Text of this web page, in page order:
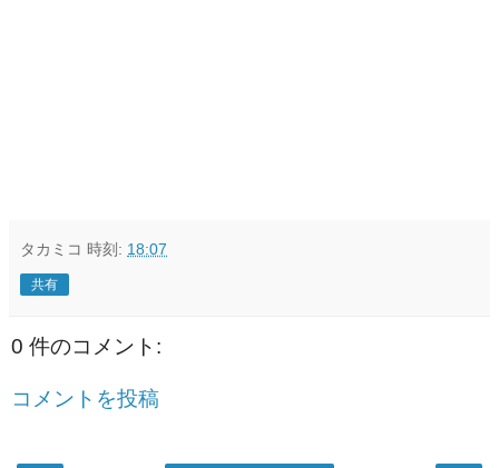
タカミコ 時刻: 18:07
共有
0 件のコメント:
コメントを投稿